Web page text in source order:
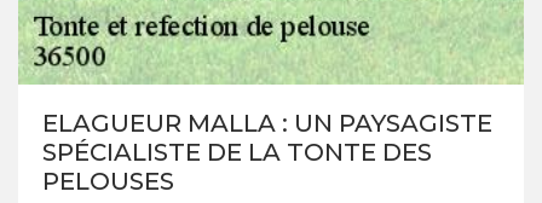
ELAGUEUR MALLA : UN PAYSAGISTE
SPÉCIALISTE DE LA TONTE DES
PELOUSES